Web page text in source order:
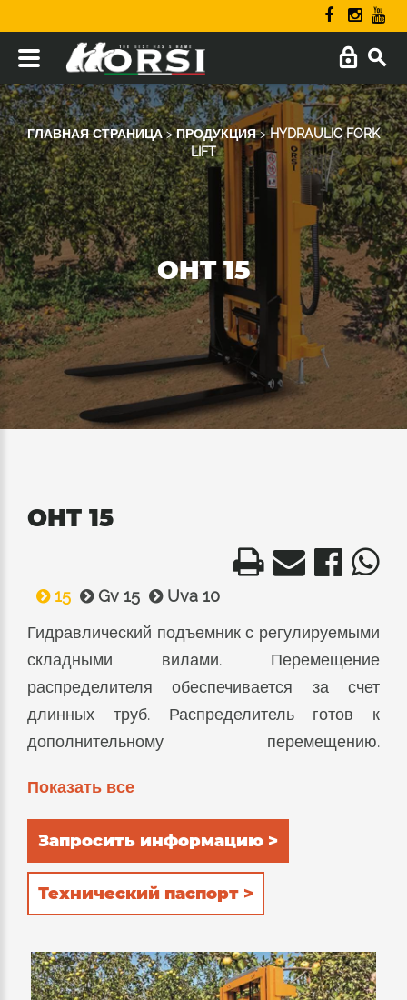
ГЛАВНАЯ СТРАНИЦА>ПРОДУКЦИЯ>HYDRAULIC FORK
LIFT
OHT 15
OHT 15
15 Gv 15
Uva 10
Гидравлический подъемник с регулируемыми
складными вилами. Перемещение
распределителя обеспечивается за счет
длинных труб. Распределитель готов к
дополнительному перемещению.
из износостойкого арнита,
предохранительный клапан на цилиндре
подъема и наклона, 4 подъемные цепи,
тяговый крюк, крепление к трактору
категории II.
Показать все
Запросить информацию >
Технический паспорт >